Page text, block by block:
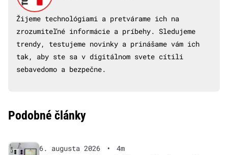
Žijeme technológiami a pretvárame ich na
zrozumiteľné informácie a príbehy. Sledujeme
trendy, testujeme novinky a prinášame vám ich
tak, aby ste sa v digitálnom svete cítili
sebavedomo a bezpečne.
Podobné články
6. augusta 2026 •
4m